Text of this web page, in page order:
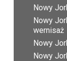
Nowy
Nowy
wernisaż
Nowy
Nowy